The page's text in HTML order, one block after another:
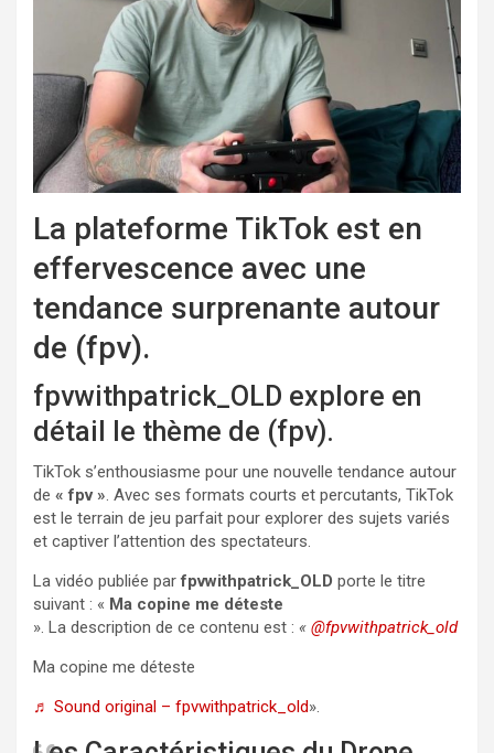
La plateforme TikTok est en
effervescence avec une
tendance surprenante autour
de (fpv).
fpvwithpatrick_OLD explore en
détail le thème de (fpv).
TikTok s’enthousiasme pour une nouvelle tendance autour
de « fpv ». Avec ses formats courts et percutants, TikTok
est le terrain de jeu parfait pour explorer des sujets variés
et captiver l’attention des spectateurs.
La vidéo publiée parfpvwithpatrick_OLD porte le titre
suivant : « Ma copine me déteste
». La description de ce contenu est : « @fpvwithpatrick_old
Ma copine me déteste
♬ Sound original – fpvwithpatrick_old».